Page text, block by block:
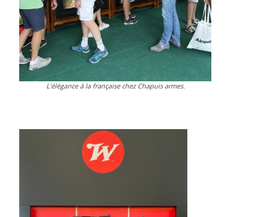
L’élégance à la française chez Chapuis armes.